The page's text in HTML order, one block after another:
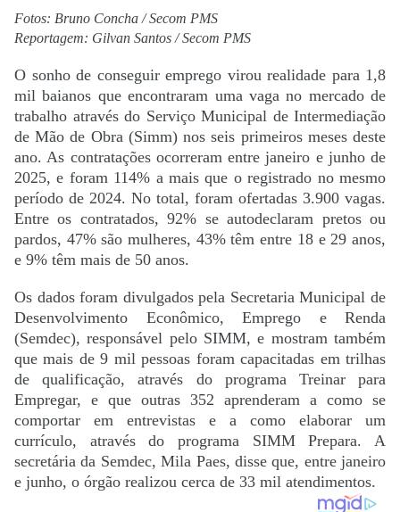
Fotos: Bruno Concha / Secom PMS
Reportagem: Gilvan Santos / Secom PMS
O sonho de conseguir emprego virou realidade para 1,8
mil baianos que encontraram uma vaga no mercado de
trabalho através do Serviço Municipal de Intermediação
de Mão de Obra (Simm) nos seis primeiros meses deste
ano. As contratações ocorreram entre janeiro e junho de
2025, e foram 114% a mais que o registrado no mesmo
período de 2024. No total, foram ofertadas 3.900 vagas.
Entre os contratados, 92% se autodeclaram pretos ou
pardos, 47% são mulheres, 43% têm entre 18 e 29 anos,
e 9% têm mais de 50 anos.
Os dados foram divulgados pela Secretaria Municipal de
Desenvolvimento Econômico, Emprego e Renda
(Semdec), responsável pelo SIMM, e mostram também
que mais de 9 mil pessoas foram capacitadas em trilhas
de qualificação, através do programa Treinar para
Empregar, e que outras 352 aprenderam a como se
comportar em entrevistas e a como elaborar um
currículo, através do programa SIMM Prepara. A
secretária da Semdec, Mila Paes, disse que, entre janeiro
e junho, o órgão realizou cerca de 33 mil atendimentos.